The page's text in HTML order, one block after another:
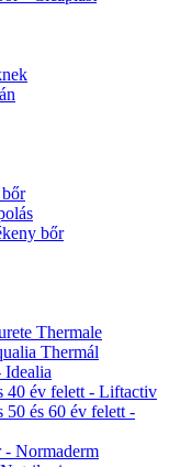
bőr
Thermale
Thermál
Idealia
40 év felett - Liftactiv
50 és 60 év felett -
- Normaderm